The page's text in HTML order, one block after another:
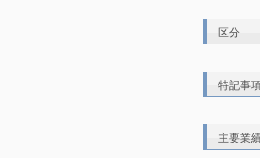
区分
特記事
主要業